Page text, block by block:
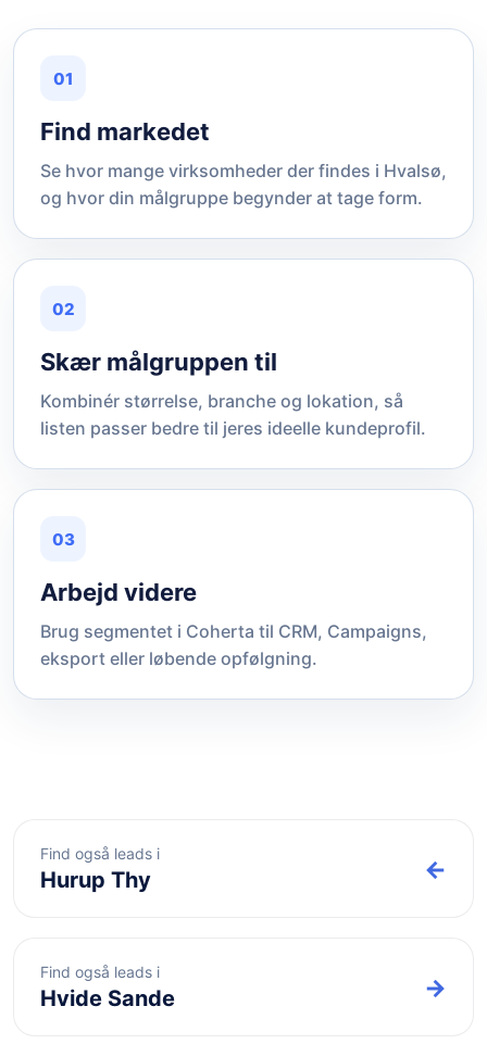
01
Find markedet
Se hvor mange virksomheder der findes i Hvalsø,
og hvor din målgruppe begynder at tage form.
02
Skær målgruppen til
Kombinér størrelse, branche og lokation, så
listen passer bedre til jeres ideelle kundeprofil.
03
Arbejd videre
Brug segmentet i Coherta til CRM, Campaigns,
eksport eller løbende opfølgning.
Find også leads i
Hurup Thy ←
Find også leads i
Hvide Sande →